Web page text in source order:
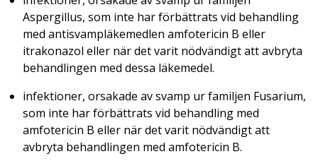
Aspergillus, som inte har förbättrats vid behandling
med antisvampläkemedlen amfotericin B eller
itrakonazol eller när det varit nödvändigt att avbryta
behandlingen med dessa läkemedel.
infektioner, orsakade av svamp ur familjen Fusarium,
som inte har förbättrats vid behandling med
amfotericin B eller när det varit nödvändigt att
avbryta behandlingen med amfotericin B.